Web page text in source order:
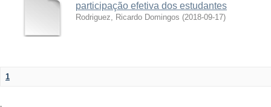
participação efetiva dos estudantes
Rodriguez, Ricardo Domingos (2018-09-17)
1